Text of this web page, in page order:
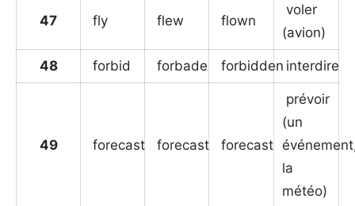
47 fly flew flown
voler
(avion)
48 forbid forbade forbiddeninterdire
49 forecast forecast forecast
prévoir
(un
la
météo)